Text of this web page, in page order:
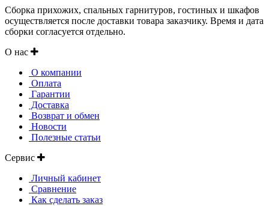
Сборка прихожих, спальных гарнитуров, гостиных и шкафов
осуществляется после доставки товара заказчику. Время и дата
сборки согласуется отдельно.
О нас
О компании
Оплата
Гарантии
Доставка
Возврат и обмен
Новости
Полезные статьи
Сервис
Личный кабинет
Сравнение
Как сделать заказ